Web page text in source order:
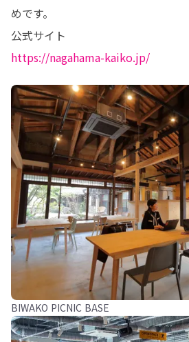
めです。
https://nagahama-kaiko.jp/
BIWAKO PICNIC BASE